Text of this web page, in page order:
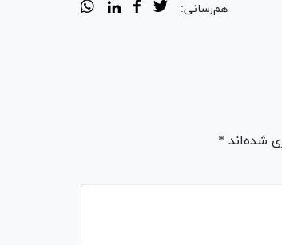
هم‌رسانی:
شده‌اند *